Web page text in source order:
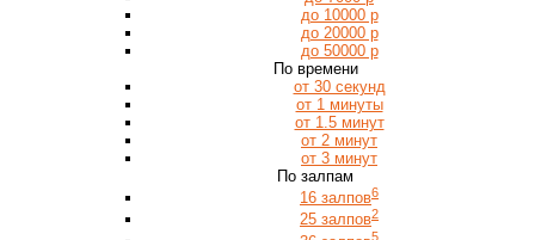
до 10000 р
до 20000 р
до 50000 р
По времени
от 30 секунд
от 1 минуты
от 1.5 минут
от 2 минут
от 3 минут
По залпам
16 залпов6
25 залпов2
5